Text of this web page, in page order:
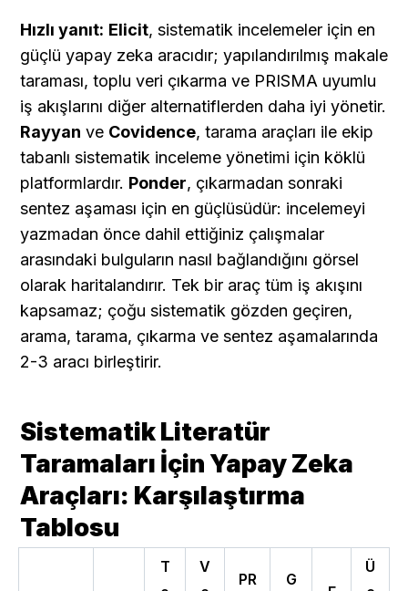
Hızlı yanıt: Elicit, sistematik incelemeler için en
güçlü yapay zeka aracıdır; yapılandırılmış makale
taraması, toplu veri çıkarma ve PRISMA uyumlu
Rayyan ve Covidence, tarama araçları ile ekip
tabanlı sistematik inceleme yönetimi için köklü
platformlardır. Ponder, çıkarmadan sonraki
sentez aşaması için en güçlüsüdür: incelemeyi
yazmadan önce dahil ettiğiniz çalışmalar
arasındaki bulguların nasıl bağlandığını görsel
olarak haritalandırır. Tek bir araç tüm iş akışını
kapsamaz; çoğu sistematik gözden geçiren,
arama, tarama, çıkarma ve sentez aşamalarında
2-3 aracı birleştirir.
Sistematik Literatür
Taramaları İçin Yapay Zeka
Araçları: Karşılaştırma
Tablosu
T
V
PR
G
Ü